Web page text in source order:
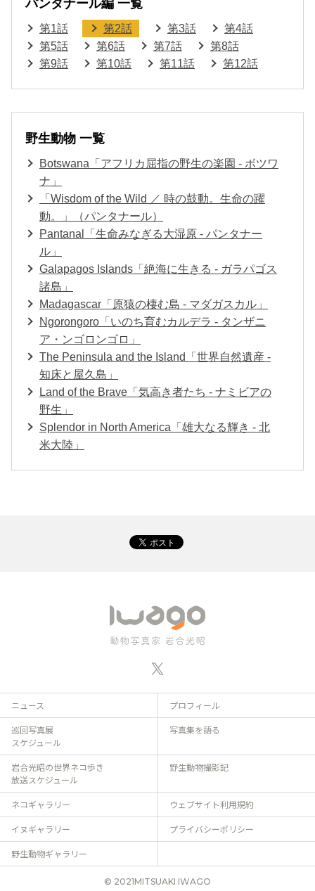
パンタナール編 一覧
第1話 第2話 第3話
第4話
第5話
第6話 第7話
第8話
第9話
第10話 第11話 第12話
野生動物 一覧
Botswana「アフリカ屈指の野生の楽園 - ボツワ
ナ」
「Wisdom of the Wild ／ 時の鼓動。生命の躍
動。」（パンタナール）
Pantanal「生命みなぎる大湿原 - パンタナー
ル」
Galapagos Islands「絶海に生きる - ガラパゴス
諸島」
Madagascar「原猿の棲む島 - マダガスカル」
Ngorongoro「いのち育むカルデラ - タンザニ
ア・ンゴロンゴロ」
The Peninsula and the Island「世界自然遺産 -
知床と屋久島」
Land of the Brave「気高き者たち - ナミビアの
野生」
Splendor in North America「雄大なる輝き - 北
米大陸」
ニュース プロフィール
巡回写真展
スケジュール
写真集を語る
岩合光昭の世界ネコ歩き
放送スケジュール
野生動物撮影記
ネコギャラリー ウェブサイト利用規約
イヌギャラリー プライバシーポリシー
野生動物ギャラリー
© 2021MITSUAKI IWAGO